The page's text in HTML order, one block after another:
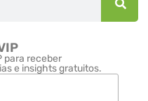
para receber
e insights gratuitos.